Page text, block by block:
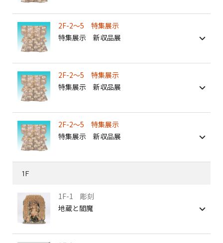
2F-2～5 特集展示
特集展示 新収品展
2F-2～5 特集展示
特集展示 新収品展
2F-2～5 特集展示
特集展示 新収品展
1F
1F-1 彫刻
地蔵と閻魔